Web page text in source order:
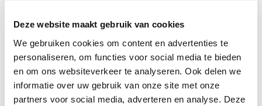
Deze website maakt gebruik van cookies
We gebruiken cookies om content en advertenties te
personaliseren, om functies voor social media te bieden
en om ons websiteverkeer te analyseren. Ook delen we
informatie over uw gebruik van onze site met onze
partners voor social media, adverteren en analyse. Deze
van vaderlandse monumenten, kwam er voor het kasteel een
nieuwe kans. De onaantrekkelijke ruïne moest, zo betoogden
bouwkundigen als Victor de Stuers en Pierre Cuypers, worden
opgeknapt tot romantisch kasteel. Aldus werd besloten.
Het kasteel heeft vorige eeuw nog even gefungeerd als veilig
onderkomen voor een kostbaar schilderij. Vlak voor en pal na het